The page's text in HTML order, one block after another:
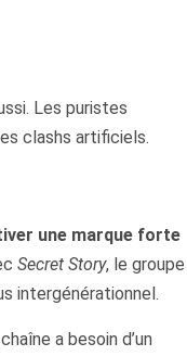
Les puristes
clashs artificiels.
une marque forte
Secret Story, le groupe
intergénérationnel.
a besoin d’un